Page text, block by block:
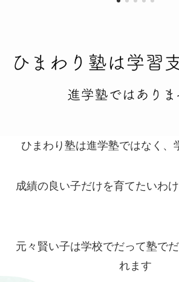
ひまわり塾は進学塾ではなく、
成績の良い子だけを育てたいわ
元々賢い子は学校でだって塾で
れます